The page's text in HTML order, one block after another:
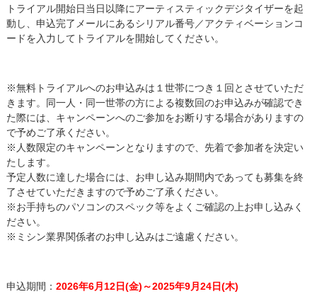
トライアル開始日当日以降にアーティスティックデジタイザーを起
動し、申込完了メールにあるシリアル番号／アクティベーションコ
ードを入力してトライアルを開始してください。
※無料トライアルへのお申込みは１世帯につき１回とさせていただ
きます。同一人・同一世帯の方による複数回のお申込みが確認でき
た際には、キャンペーンへのご参加をお断りする場合がありますの
で予めご了承ください。
※人数限定のキャンペーンとなりますので、先着で参加者を決定い
たします。
予定人数に達した場合には、お申し込み期間内であっても募集を終
了させていただきますので予めご了承ください。
※お手持ちのパソコンのスペック等をよくご確認の上お申し込みく
ださい。
※ミシン業界関係者のお申し込みはご遠慮ください。
申込期間： 2026年6月12日(金)～2025年9月24日(木)